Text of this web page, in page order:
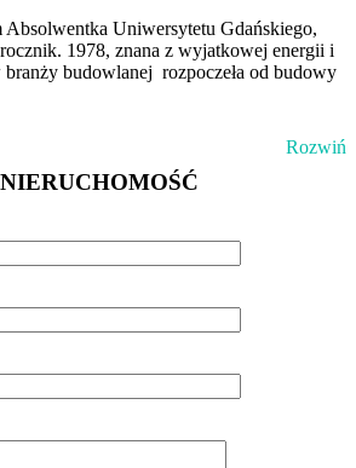
Absolwentka Uniwersytetu Gdańskiego,
1978, znana z wyjatkowej energii i
budowlanej rozpoczeła od budowy
Rozwiń